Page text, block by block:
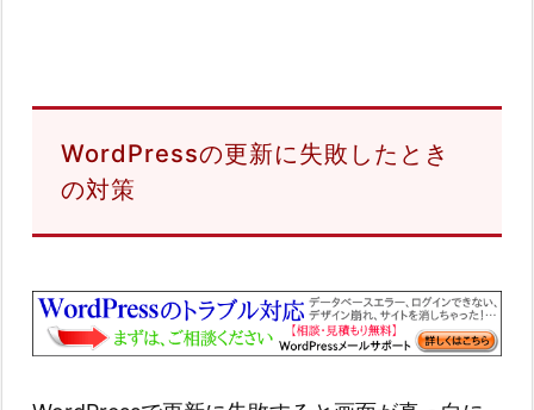
WordPressの更新に失敗したとき
の対策